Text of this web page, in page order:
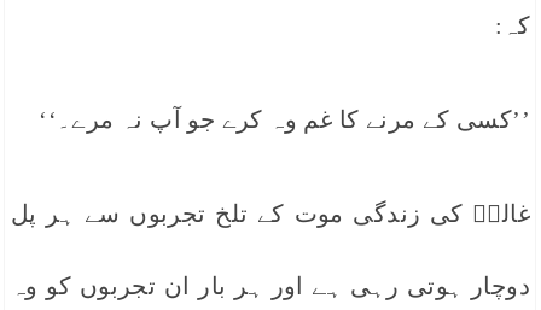
کہ:
’’کسی کے مرنے کا غم وہ کرے جو آپ نہ مرے۔‘‘
غالبؔ کی زندگی موت کے تلخ تجربوں سے ہر پل
دوچار ہوتی رہی ہے اور ہر بار ان تجربوں کو وہ